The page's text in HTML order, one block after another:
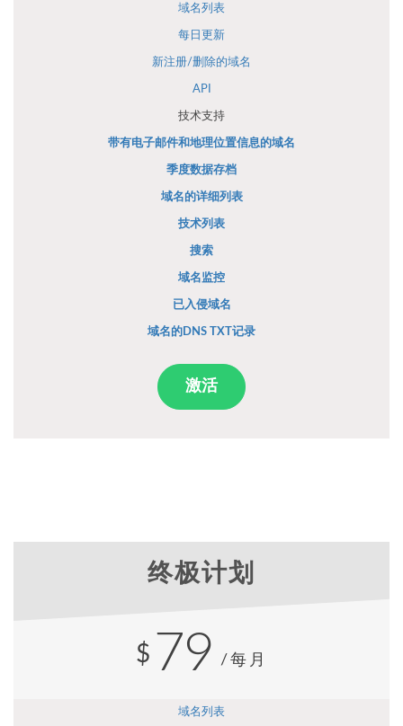
域名列表
每日更新
新注册/删除的域名
API
技术支持
带有电子邮件和地理位置信息的域名
季度数据存档
域名的详细列表
技术列表
搜索
域名监控
已入侵域名
域名的DNS TXT记录
激活
终极计划
$ 79 /每月
域名列表